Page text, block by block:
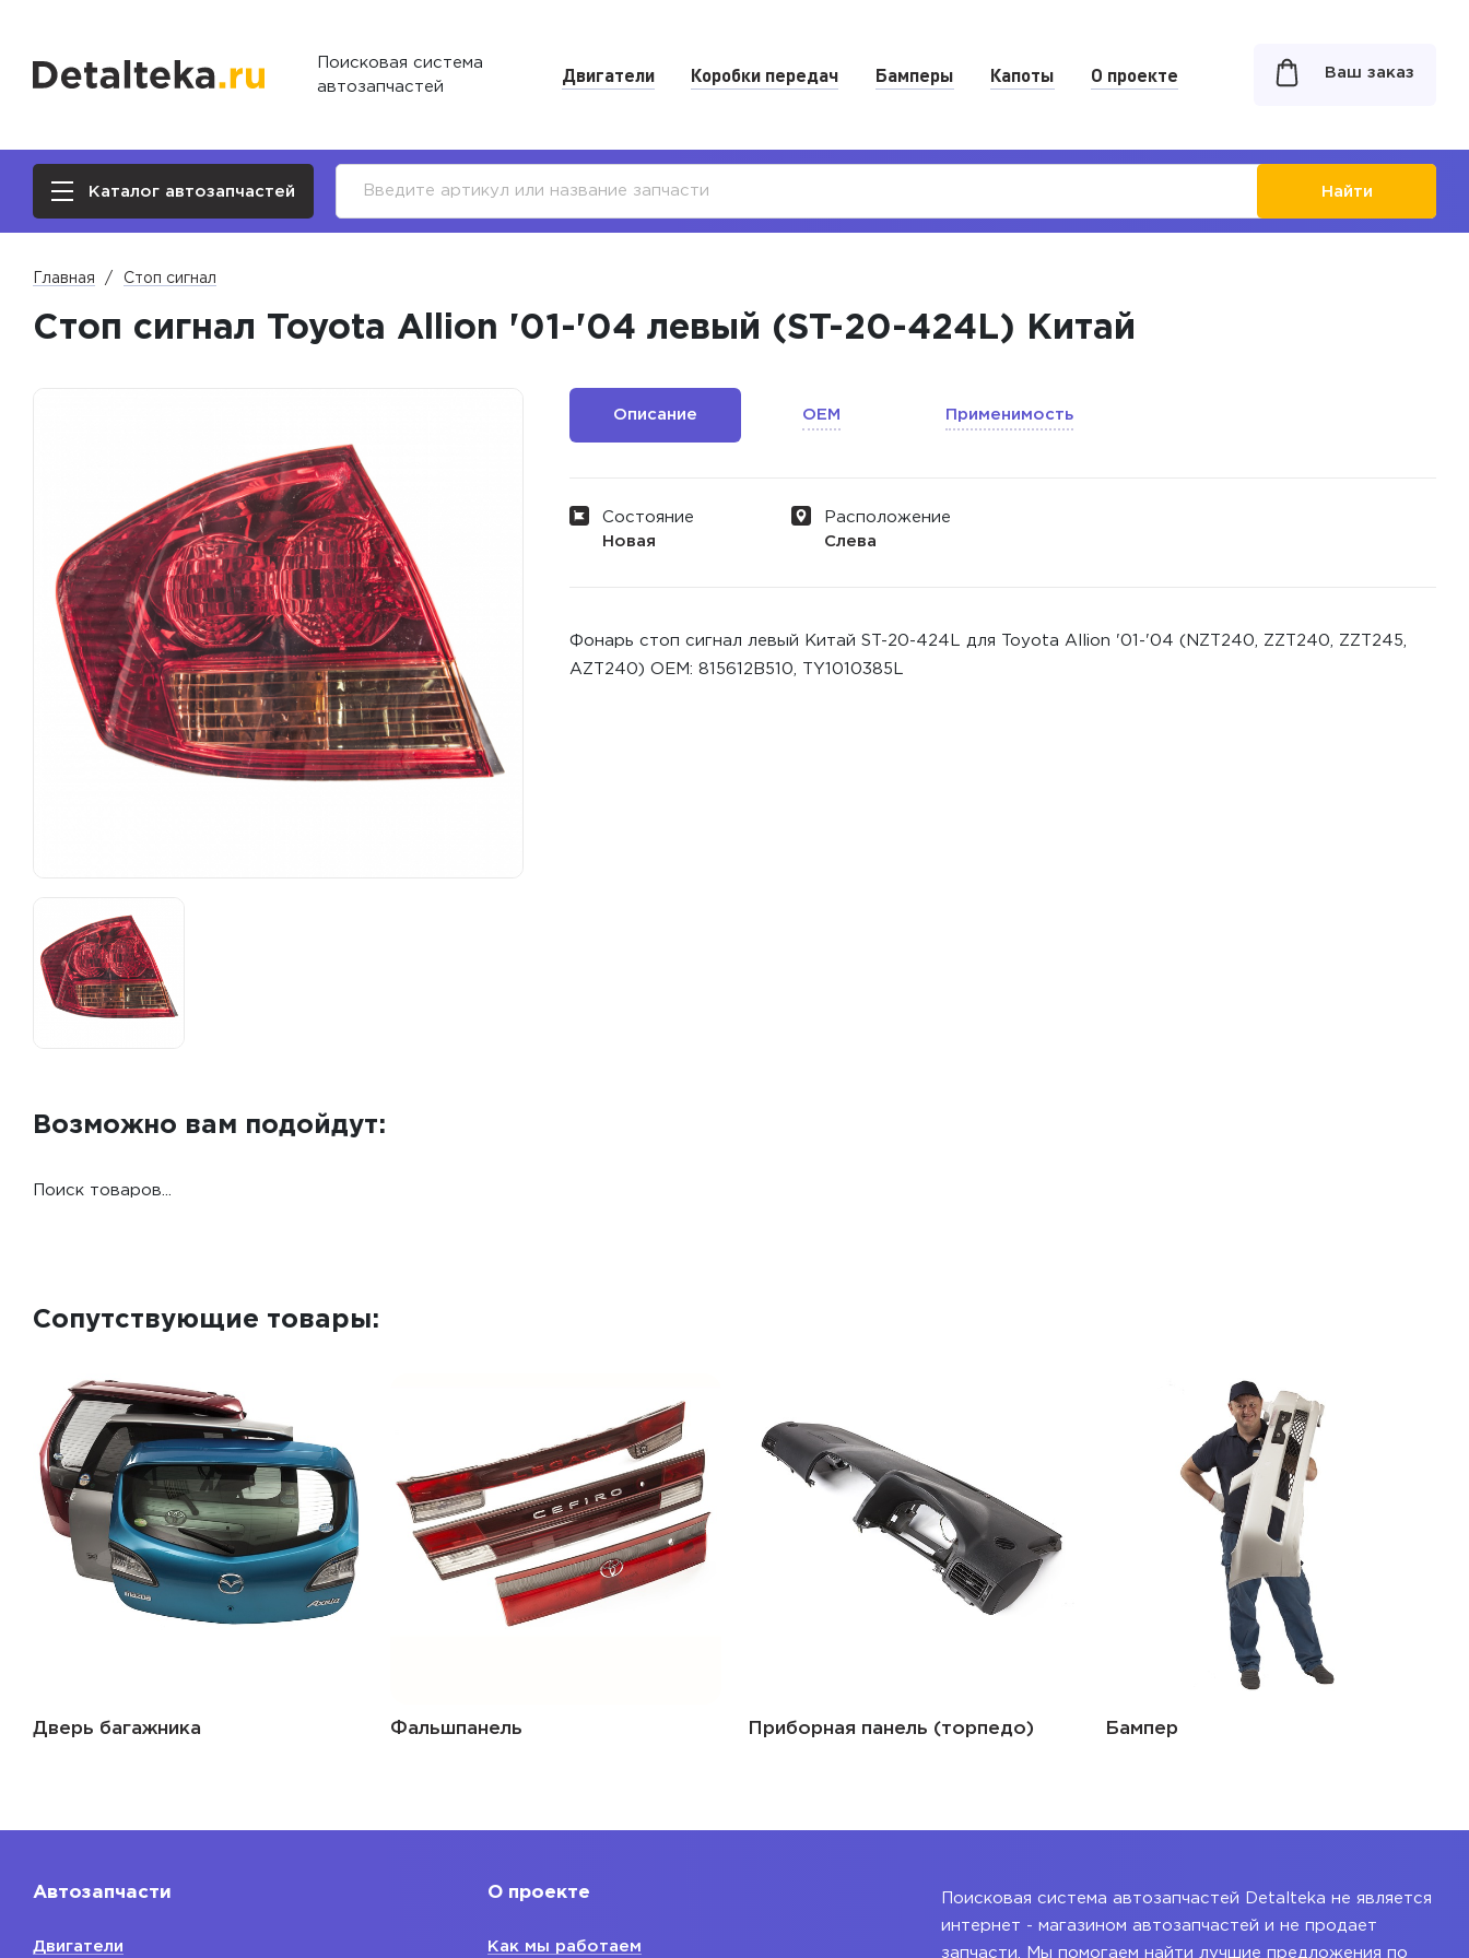
Поисковая система
автозапчастей
Двигатели Коробки передач Бамперы Капоты О проекте Ваш заказ
Каталог автозапчастей Найти
Главная Стоп сигнал
Стоп сигнал Toyota Allion '01-'04 левый (ST-20-424L) Китай
Описание OEM Применимость
Состояние
Новая
Расположение
Слева
Фонарь стоп сигнал левый Китай ST-20-424L для Toyota Allion '01-'04 (NZT240, ZZT240, ZZT245,
AZT240) ОЕМ: 815612B510, TY1010385L
Возможно вам подойдут:
Поиск товаров...
Сопутствующие товары:
Дверь багажника Фальшпанель Приборная панель (торпедо) Бампер
Автозапчасти
Двигатели
О проекте
Как мы работаем
Поисковая система автозапчастей Detalteka не является
интернет - магазином автозапчастей и не продает
запчасти. Мы помогаем найти лучшие предложения по